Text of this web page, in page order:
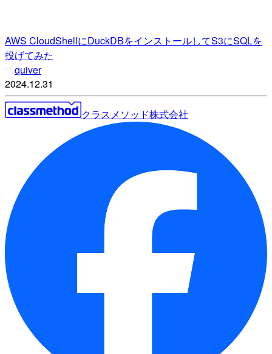
AWS CloudShellにDuckDBをインストールしてS3にSQLを
投げてみた
quiver
2024.12.31
クラスメソッド株式会社